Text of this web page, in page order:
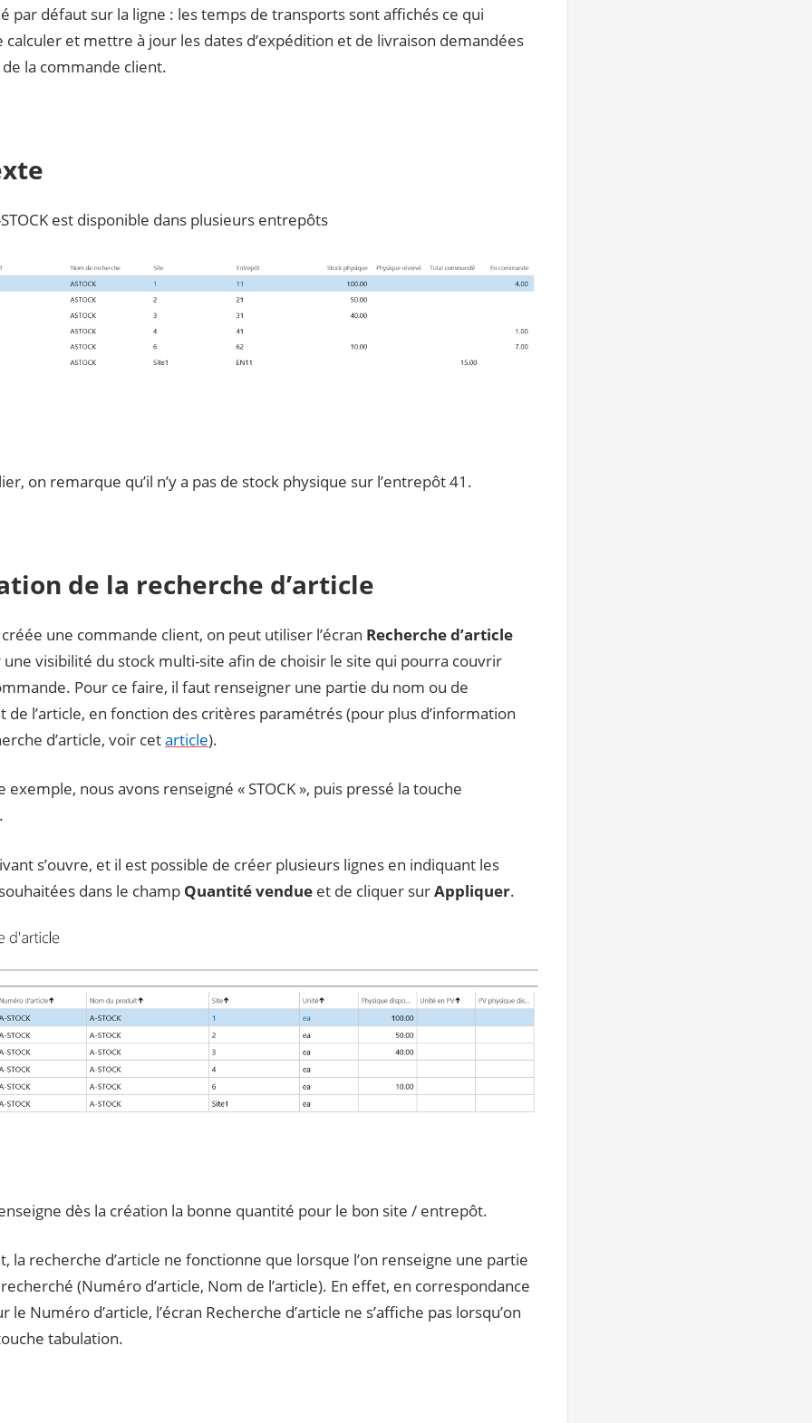
par défaut sur la ligne : les temps de transports sont affichés ce qui
et mettre à jour les dates d’expédition et de livraison demandées
la commande client.
STOCK est disponible dans plusieurs entrepôts
on remarque qu’il n’y a pas de stock physique sur l’entrepôt 41.
de la recherche d’article
créée une commande client, on peut utiliser l’écran Recherche d’article
visibilité du stock multi-site afin de choisir le site qui pourra couvrir
Pour ce faire, il faut renseigner une partie du nom ou de
de l’article, en fonction des critères paramétrés (pour plus d’information
d’article, voir cetarticle).
exemple, nous avons renseigné « STOCK », puis pressé la touche
s’ouvre, et il est possible de créer plusieurs lignes en indiquant les
dans le champ Quantité vendue et de cliquer surAppliquer.
dès la création la bonne quantité pour le bon site / entrepôt.
la recherche d’article ne fonctionne que lorsque l’on renseigne une partie
(Numéro d’article, Nom de l’article). En effet, en correspondance
le Numéro d’article, l’écran Recherche d’article ne s’affiche pas lorsqu’on
tabulation.